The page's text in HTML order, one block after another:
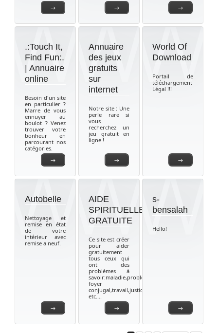
→
→
→
→
.:Touch It,
Find Fun:.
| Annuaire
online
Besoin d'un site
en particulier ?
Marre de vous
ennuyer au
boulot ? Venez
trouver votre
bonheur en
parcourant nos
catégories.
→
Annuaire
des jeux
gratuits
sur
internet
Notre site : Une
perle rare si
vous
recherchez un
jeu gratuit en
ligne !
→
World Of
Download
Portail de
téléchargement
Légal !!!
→
Autobelle
Nettoyage et
remise en état
de votre
intérieur avec
remise a neuf.
→
AIDE
SPIRITUELLE
GRATUITE
Ce site est créer
pour aider
gratuitement
tous ceux qui
ont des
problèmes à
savoir:maladie,problèmede
foyer
conjugal,travail,justice,desenvoutement
etc....
→
s-
bensalah
Hello!